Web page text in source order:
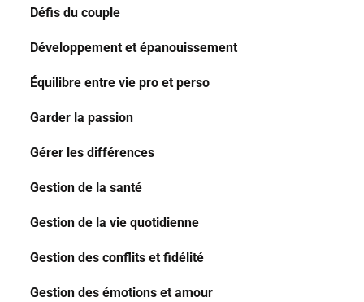
Défis du couple
Développement et épanouissement
Équilibre entre vie pro et perso
Garder la passion
Gérer les différences
Gestion de la santé
Gestion de la vie quotidienne
Gestion des conflits et fidélité
Gestion des émotions et amour